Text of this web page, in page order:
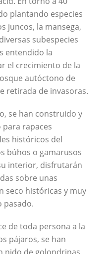
plantando especies
juncos, la mansega,
subespecies
entendido la
el crecimiento de la
autóctono de
retirada de invasoras.
se han construido y
para rapaces
históricos del
búhos o gamarusos
interior, disfrutarán
sobre unas
seco históricas y muy
pasado.
de toda persona a la
pájaros, se han